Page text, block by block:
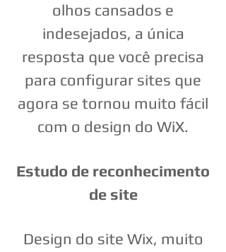
olhos cansados ​​e
indesejados, a única
resposta que você precisa
para configurar sites que
agora se tornou muito fácil
com o design do WiX.
Estudo de reconhecimento
de site
Design do site Wix, muito